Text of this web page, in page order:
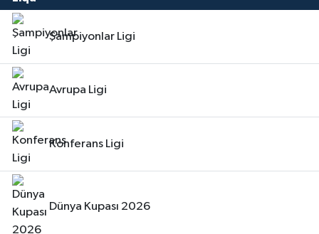
Şampiyonlar Ligi
Avrupa Ligi
Konferans Ligi
Dünya Kupası 2026